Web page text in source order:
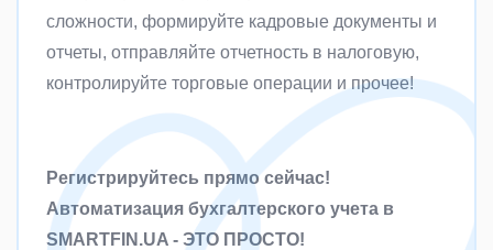
сложности, формируйте кадровые документы и
отчеты, отправляйте отчетность в налоговую,
контролируйте торговые операции и прочее!
Регистрируйтесь прямо сейчас!
Автоматизация бухгалтерского учета в
SMARTFIN.UA - ЭТО ПРОСТО!